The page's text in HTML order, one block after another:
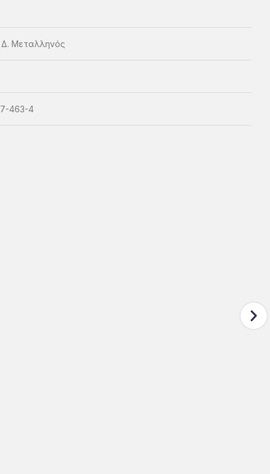
Δ. Μεταλληνός
463-4